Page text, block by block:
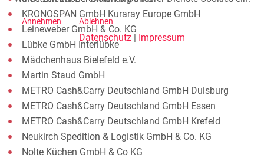
KRONOSPAN GmbH Kuraray Europe GmbH
Leineweber GmbH & Co. KG
Lübke GmbH Interlübke
Mädchenhaus Bielefeld e.V.
Martin Staud GmbH
METRO Cash&Carry Deutschland GmbH Duisburg
METRO Cash&Carry Deutschland GmbH Essen
METRO Cash&Carry Deutschland GmbH Krefeld
Neukirch Spedition & Logistik GmbH & Co. KG
Nolte Küchen GmbH & Co KG
Annehmen Ablehnen
Datenschutz | Impressum